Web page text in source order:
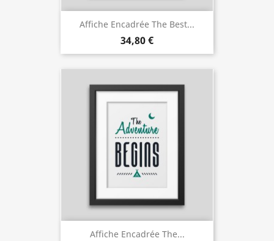
Affiche Encadrée The Best...
34,80 €
Affiche Encadrée The...